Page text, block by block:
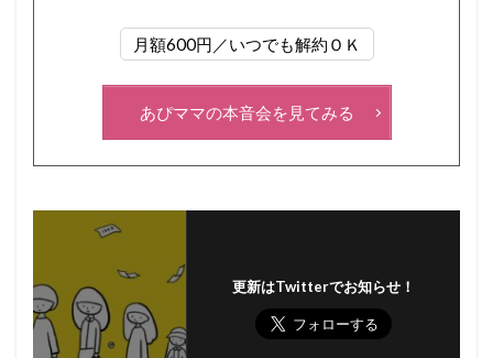
月額600円／いつでも解約ＯＫ
あぴママの本音会を見てみる
更新はTwitterでお知らせ！